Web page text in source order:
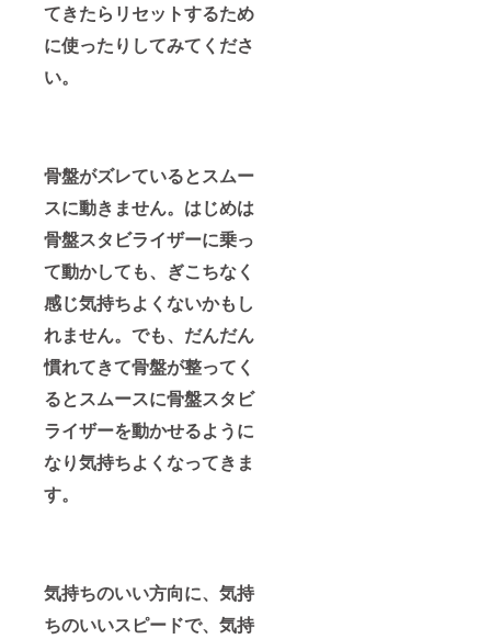
てきたらリセットするため
に使ったりしてみてくださ
い。
骨盤がズレているとスムー
スに動きません。はじめは
骨盤スタビライザーに乗っ
て動かしても、ぎこちなく
感じ気持ちよくないかもし
れません。でも、だんだん
慣れてきて骨盤が整ってく
るとスムースに骨盤スタビ
ライザーを動かせるように
なり気持ちよくなってきま
す。
気持ちのいい方向に、気持
ちのいいスピードで、気持